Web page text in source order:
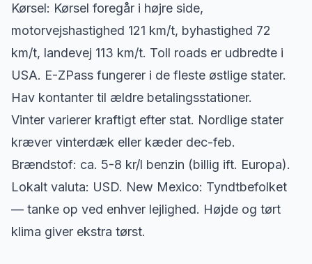
Kørsel: Kørsel foregår i højre side,
motorvejshastighed 121 km/t, byhastighed 72
km/t, landevej 113 km/t. Toll roads er udbredte i
USA. E-ZPass fungerer i de fleste østlige stater.
Hav kontanter til ældre betalingsstationer.
Vinter varierer kraftigt efter stat. Nordlige stater
kræver vinterdæk eller kæder dec-feb.
Brændstof: ca. 5-8 kr/l benzin (billig ift. Europa).
Lokalt valuta: USD. New Mexico: Tyndtbefolket
— tanke op ved enhver lejlighed. Højde og tørt
klima giver ekstra tørst.